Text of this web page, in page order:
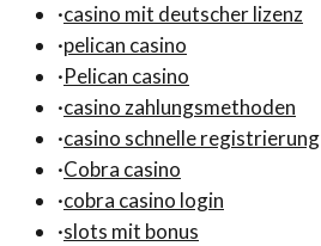
·casino mit deutscher lizenz
·pelican casino
·Pelican casino
·casino zahlungsmethoden
·casino schnelle registrierung
·Cobra casino
·cobra casino login
·slots mit bonus